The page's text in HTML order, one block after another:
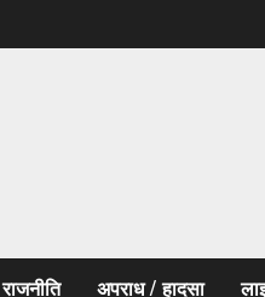
राजनीति अपराध / हादसा